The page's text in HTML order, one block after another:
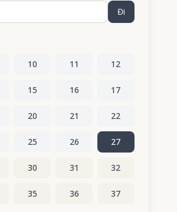
Đi
10 11 12
15 16 17
20 21 22
25 26 27
30 31 32
35 36 37